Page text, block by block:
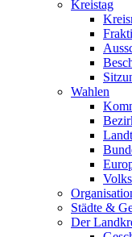
Kreistag
Wahlen
Städte &
Der